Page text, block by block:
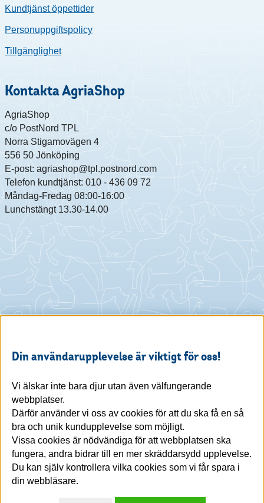
Kundtjänst öppettider
Personuppgiftspolicy
Tillgänglighet
Kontakta AgriaShop
AgriaShop
c/o PostNord TPL
Norra Stigamovägen 4
556 50 Jönköping
E-post: agriashop@tpl.postnord.com
Telefon kundtjänst: 010 - 436 09 72
Måndag-Fredag 08:00-16:00
Lunchstängt 13.30-14.00
Din användarupplevelse är viktigt för oss!
Vi älskar inte bara djur utan även välfungerande
webbplatser.
Därför använder vi oss av cookies för att du ska få en så
bra och unik kundupplevelse som möjligt.
Vissa cookies är nödvändiga för att webbplatsen ska
fungera, andra bidrar till en mer skräddarsydd upplevelse.
Du kan själv kontrollera vilka cookies som vi får spara i
din webbläsare.